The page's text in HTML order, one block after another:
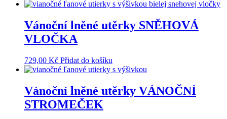
Vánoční lněné utěrky SNĚHOVÁ
VLOČKA
729,00 Kč Přidat do košíku
Vánoční lněné utěrky VÁNOČNÍ
STROMEČEK